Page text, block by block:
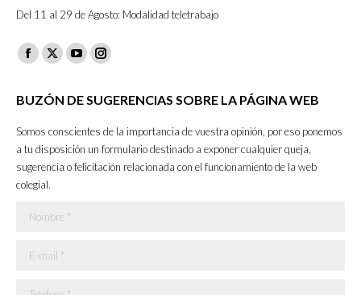
Del 11 al 29 de Agosto: Modalidad teletrabajo
Facebook
opens
new
window
X
opens
new
window
YouTube
opens
new
window
Instagram
opens
in
new
window
BUZÓN DE SUGERENCIAS SOBRE LA PÁGINA WEB
Somos conscientes de la importancia de vuestra opinión, por eso ponemos
a tu disposición un formulario destinado a exponer cualquier queja,
sugerencia o felicitación relacionada con el funcionamiento de la web
colegial.
Nombre *
E-mail *
Teléfono *